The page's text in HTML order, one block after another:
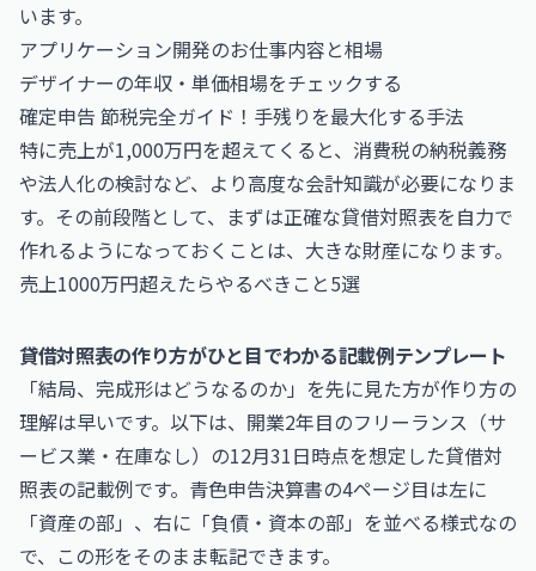
います。
アプリケーション開発のお仕事内容と相場
デザイナーの年収・単価相場をチェックする
確定申告 節税完全ガイド！手残りを最大化する手法
特に売上が1,000万円を超えてくると、消費税の納税義務
や法人化の検討など、より高度な会計知識が必要になりま
す。その前段階として、まずは正確な貸借対照表を自力で
作れるようになっておくことは、大きな財産になります。
売上1000万円超えたらやるべきこと5選
貸借対照表の作り方がひと目でわかる記載例テンプレート
「結局、完成形はどうなるのか」を先に見た方が作り方の
理解は早いです。以下は、開業2年目のフリーランス（サ
ービス業・在庫なし）の12月31日時点を想定した貸借対
照表の記載例です。青色申告決算書の4ページ目は左に
「資産の部」、右に「負債・資本の部」を並べる様式なの
で、この形をそのまま転記できます。